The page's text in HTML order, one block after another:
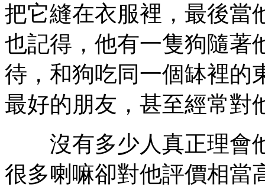
把它縫在衣服裡，最後當
也記得，他有一隻狗隨著
待，和狗吃同一個缽裡的
最好的朋友，甚至經常對
沒有多少人真正理會
很多喇嘛卻對他評價相當